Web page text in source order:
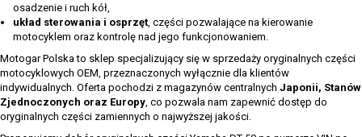
osadzenie i ruch kół,
układ sterowania i osprzęt, części pozwalające na kierowanie
motocyklem oraz kontrolę nad jego funkcjonowaniem.
Motogar Polska to sklep specjalizujący się w sprzedaży oryginalnych części
motocyklowych OEM, przeznaczonych wyłącznie dla klientów
indywidualnych. Oferta pochodzi z magazynów centralnych Japonii, Stanów
Zjednoczonych oraz Europy, co pozwala nam zapewnić dostęp do
oryginalnych części zamiennych o najwyższej jakości.